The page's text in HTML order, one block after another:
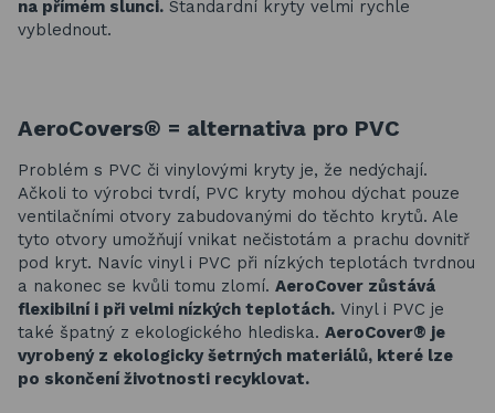
na přímém slunci. Standardní kryty velmi rychle
vyblednout.
AeroCovers® = alternativa pro PVC
Problém s PVC či vinylovými kryty je, že nedýchají.
Ačkoli to výrobci tvrdí, PVC kryty mohou dýchat pouze
ventilačními otvory zabudovanými do těchto krytů. Ale
tyto otvory umožňují vnikat nečistotám a prachu dovnitř
pod kryt. Navíc vinyl i PVC při nízkých teplotách tvrdnou
a nakonec se kvůli tomu zlomí. AeroCover zůstává
flexibilní i při velmi nízkých teplotách. Vinyl i PVC je
také špatný z ekologického hlediska. AeroCover® je
vyrobený z ekologicky šetrných materiálů, které lze
po skončení životnosti recyklovat.